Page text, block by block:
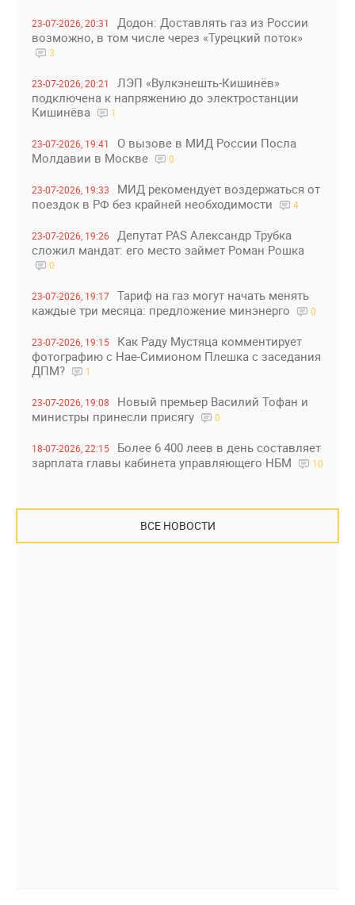
23-07-2026, 20:31
Додон: Доставлять газ из России
возможно, в том числе через «Турецкий поток»
3
23-07-2026, 20:21
ЛЭП «Вулкэнешть-Кишинёв»
подключена к напряжению до электростанции
Кишинёва
1
23-07-2026, 19:41
О вызове в МИД России Посла
Молдавии в Москве
0
23-07-2026, 19:33
МИД рекомендует воздержаться от
поездок в РФ без крайней необходимости
4
23-07-2026, 19:26
Депутат PAS Александр Трубка
сложил мандат: его место займет Роман Рошка
0
23-07-2026, 19:17
Тариф на газ могут начать менять
каждые три месяца: предложение минэнерго
0
23-07-2026, 19:15
Как Раду Мустяца комментирует
фотографию с Нае-Симионом Плешка с заседания
ДПМ?
1
23-07-2026, 19:08
Новый премьер Василий Тофан и
министры принесли присягу
0
18-07-2026, 22:15
Более 6 400 леев в день составляет
зарплата главы кабинета управляющего НБМ
10
ВСЕ НОВОСТИ